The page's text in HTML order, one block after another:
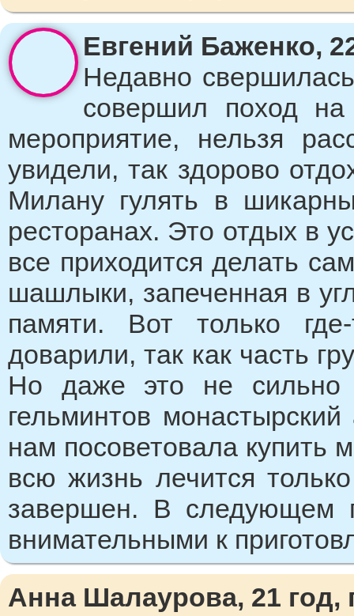
Евгений Баженко,
Недавно
совершил поход на
мероприятие, нельзя
увидели, так здорово
Милану гулять в
ресторанах. Это отдых в
все приходится делать
шашлыки, запеченная в
памяти. Вот только
доварили, так как часть
Но даже это не
гельминтов
нам посоветовала купить
всю жизнь лечится
завершен. В следующем
внимательными к
Анна Шалаурова, 21 год,